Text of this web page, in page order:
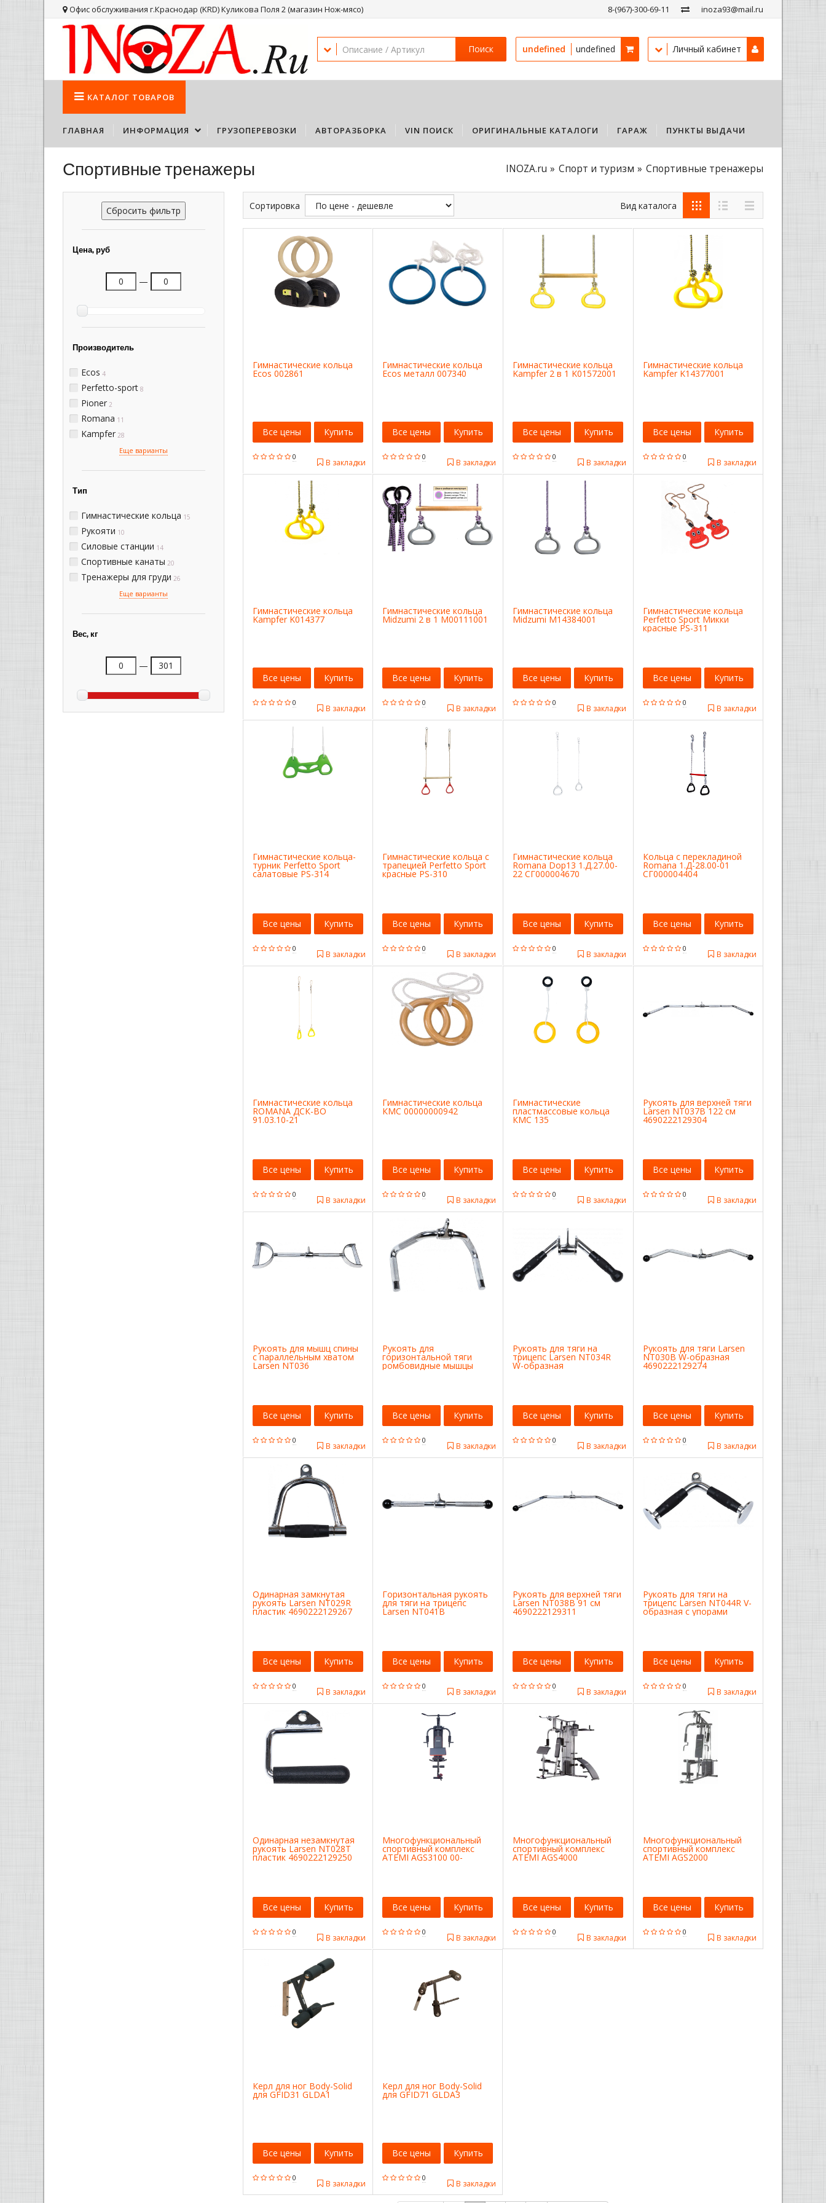
Офис обслуживания г.Краснодар (KRD) Куликова Поля 2 (магазин Нож-мясо) 8-(967)-300-69-11 inoza93@mail.ru
Поиск undefined undefined Личный кабинет
КАТАЛОГ ТОВАРОВ
ГЛАВНАЯ ИНФОРМАЦИЯ ГРУЗОПЕРЕВОЗКИ АВТОРАЗБОРКА VIN ПОИСК ОРИГИНАЛЬНЫЕ КАТАЛОГИ ГАРАЖ ПУНКТЫ ВЫДАЧИ
Спортивные тренажеры INOZA.ru Спорт и туризм Спортивные тренажеры
Сбросить фильтр
Цена, руб
—
Производитель
Ecos 4
Perfetto-sport 8
Pioner 2
Romana 11
Kampfer 28
Еще варианты
Тип
Гимнастические кольца 15
Рукояти 10
Силовые станции 14
Спортивные канаты 20
Тренажеры для груди 26
Еще варианты
Вес, кг
—
Сортировка Вид каталога
Гимнастические кольца
Ecos 002861
0
В закладки
Все цены Купить
Гимнастические кольца
Ecos металл 007340
0
В закладки
Все цены Купить
Гимнастические кольца
Kampfer 2 в 1 K01572001
0
В закладки
Все цены Купить
Гимнастические кольца
Kampfer K14377001
0
В закладки
Все цены Купить
Гимнастические кольца
Kampfer K014377
0
В закладки
Все цены Купить
Гимнастические кольца
Midzumi 2 в 1 M00111001
0
В закладки
Все цены Купить
Гимнастические кольца
Midzumi M14384001
0
В закладки
Все цены Купить
Гимнастические кольца
Perfetto Sport Микки
красные PS-311
СГ000002777
0
В закладки
Все цены Купить
Гимнастические кольца-
турник Perfetto Sport
салатовые PS-314
0
В закладки
Все цены Купить
Гимнастические кольца с
трапецией Perfetto Sport
красные PS-310
СГ000002773
0
В закладки
Все цены Купить
Гимнастические кольца
Romana Dop13 1.Д.27.00-
22 СГ000004670
0
В закладки
Все цены Купить
Кольца с перекладиной
Romana 1.Д-28.00-01
СГ000004404
0
В закладки
Все цены Купить
Гимнастические кольца
ROMANA ДСК-ВО
91.03.10-21
0
В закладки
Все цены Купить
Гимнастические кольца
КМС 00000000942
0
В закладки
Все цены Купить
Гимнастические
пластмассовые кольца
КМС 135
0
В закладки
Все цены Купить
Рукоять для верхней тяги
Larsen NT037B 122 см
4690222129304
0
В закладки
Все цены Купить
Рукоять для мышц спины
с параллельным хватом
Larsen NT036
0
В закладки
Все цены Купить
Рукоять для
горизонтальной тяги
ромбовидные мышцы
Larsen NT042
0
В закладки
Все цены Купить
Рукоять для тяги на
трицепс Larsen NT034R
W-образная
4690222129281
0
В закладки
Все цены Купить
Рукоять для тяги Larsen
NT030B W-образная
4690222129274
0
В закладки
Все цены Купить
Одинарная замкнутая
рукоять Larsen NT029R
пластик 4690222129267
0
В закладки
Все цены Купить
Горизонтальная рукоять
для тяги на трицепс
Larsen NT041B
0
В закладки
Все цены Купить
Рукоять для верхней тяги
Larsen NT038B 91 см
4690222129311
0
В закладки
Все цены Купить
Рукоять для тяги на
трицепс Larsen NT044R V-
образная с упорами
4690222129342
0
В закладки
Все цены Купить
Одинарная незамкнутая
рукоять Larsen NT028T
пластик 4690222129250
0
В закладки
Все цены Купить
Многофункциональный
спортивный комплекс
ATEMI AGS3100 00-
0
В закладки
Все цены Купить
Многофункциональный
спортивный комплекс
ATEMI AGS4000
0
В закладки
Все цены Купить
Многофункциональный
спортивный комплекс
ATEMI AGS2000
0
В закладки
Все цены Купить
Керл для ног Body-Solid
для GFID31 GLDA1
0
В закладки
Все цены Купить
Керл для ног Body-Solid
для GFID71 GLDA3
0
В закладки
Все цены Купить